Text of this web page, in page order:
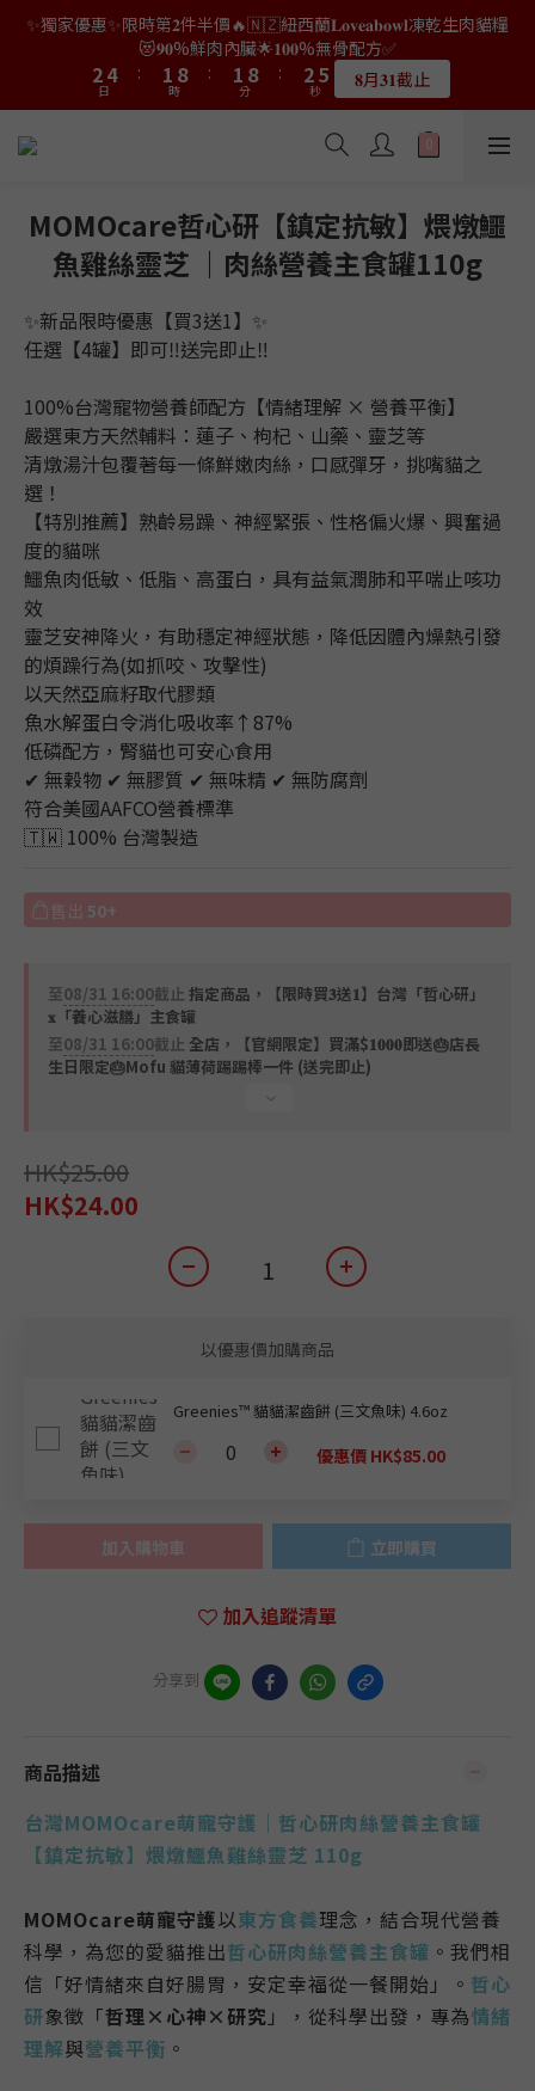
👑店長生日限量喵喵劵🎂買滿$𝟑𝟔𝟖即減$𝟐𝟖🥳結帳時輸入優惠碼
【𝐇𝐀𝐏𝐏𝐘𝐁𝐈𝐑𝐓𝐇𝐃𝐀𝐘】即可！部分產品不適用
4
2
1
6
4
日
3
2
1
0
9
8
2
1
0
時
3
2
1
0
9
8
7
2
1
0
分
4
3
2
1
7
6
5
4
3
2
0
秒 限量20個
1
0
1
0
1
5
4
3
2
5
4
3
2
2
1
0
✨獨家優惠✨限時第𝟐件半價🔥🇳🇿紐西蘭𝐋𝐨𝐯𝐞𝐚𝐛𝐨𝐰𝐥凍乾生肉貓糧
😻𝟗𝟎%鮮肉內臟🌟𝟏𝟎𝟎%無骨配方✅
4
3
2
1
0
6
5
4
3
2
日
3
2
1
0
9
8
7
6
2
1
0
時
:
2
1
0
9
8
7
6
2
1
0
分
:
4
3
2
1
0
7
6
5
4
3
2
秒 𝟖月𝟑𝟏截止
【𝐇𝐀𝐏𝐏𝐘𝐁𝐈𝐑𝐓𝐇𝐃𝐀𝐘】即可！部分產品不適用
8
7
6
5
0
8
2
1
0
7
6
5
4
6
5
4
2
1
7
6
5
4
6
5
4
2
1
8
7
6
5
0
9
8
6
3
2
1
MOMOcare哲心研【鎮定抗敏】煨燉鱷
魚雞絲靈芝 ｜肉絲營養主食罐110g
✨新品限時優惠【買3送1】✨
任選【4罐】即可‼送完即止‼
100%台灣寵物營養師配方【情緒理解 × 營養平衡】
嚴選東方天然輔料：蓮子、枸杞、山藥、靈芝等
清燉湯汁包覆著每一條鮮嫩肉絲，口感彈牙，挑嘴貓之
選！
【特別推薦】熟齡易躁、神經緊張、性格偏火爆、興奮過
度的貓咪
鱷魚肉低敏、低脂、高蛋白，具有益氣潤肺和平喘止咳功
效
靈芝安神降火，有助穩定神經狀態，降低因體內燥熱引發
的煩躁行為(如抓咬、攻擊性)
以天然亞麻籽取代膠類
魚水解蛋白令消化吸收率↑87%
低磷配方，腎貓也可安心食用
✔ 無穀物 ✔ 無膠質 ✔ 無味精 ✔ 無防腐劑
符合美國AAFCO營養標準
🇹🇼 100% 台灣製造
售出 50+
至08/31 16:00截止 指定商品，【限時買𝟑送𝟏】台灣「哲心研」
𝐱「養心滋膳」主食罐
至08/31 16:00截止 全店，【官網限定】買滿$𝟏𝟎𝟎𝟎即送🎂店長
生日限定🎂Mofu 貓薄荷踢踢棒一件 (送完即止)
HK$25.00
HK$24.00
以優惠價加購商品
Greenies™ 貓貓潔齒餅 (三文魚味) 4.6oz
優惠價 HK$85.00
加入購物車 立即購買
加入追蹤清單
分享到
商品描述
台灣MOMOcare萌寵守護｜哲心研肉絲營養主食罐
【鎮定抗敏】煨燉鱷魚雞絲靈芝 110g
MOMOcare萌寵守護以東方食養理念 ，結合現代營養
科學，為您的愛貓推出哲心研肉絲營養主食罐 。 我們相
信「好情緒來自好腸胃，安定幸福從一餐開始 」。 哲心
研象徵「哲理×心神×研究 」，從科學出發，專為情緒
理解與營養平衡 。